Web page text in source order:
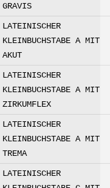
GRAVIS
LATEINISCHER
KLEINBUCHSTABE A MIT
AKUT
LATEINISCHER
KLEINBUCHSTABE A MIT
ZIRKUMFLEX
LATEINISCHER
KLEINBUCHSTABE A MIT
TREMA
LATEINISCHER